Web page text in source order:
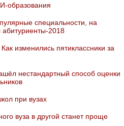
образования
специальности, на
абитуриенты-2018
изменились пятиклассники за
нестандартный способ оценки
при вузах
вуза в другой станет проще